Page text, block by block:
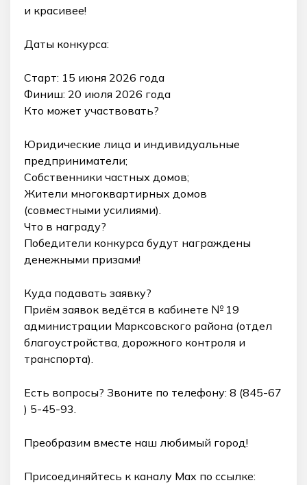
и красивее!
Даты конкурса:
Старт: 15 июня 2026 года
Финиш: 20 июля 2026 года
Кто может участвовать?
Юридические лица и индивидуальные
предприниматели;
Собственники частных домов;
Жители многоквартирных домов
(совместными усилиями).
Что в награду?
Победители конкурса будут награждены
денежными призами!
Куда подавать заявку?
Приём заявок ведётся в кабинете № 19
администрации Марксовского района (отдел
благоустройства, дорожного контроля и
транспорта).
Есть вопросы? Звоните по телефону: 8 (845-67
) 5-45-93.
Преобразим вместе наш любимый город!
Присоединяйтесь к каналу Max по ссылке: